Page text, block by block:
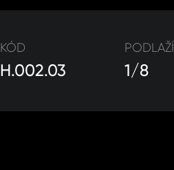
KÓD
H.002.03
PODLAŽÍ
1/8